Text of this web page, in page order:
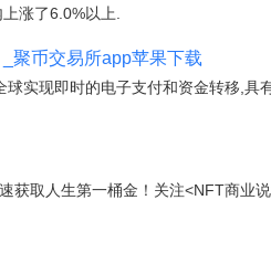
涨了6.0%以上.
聚币交易所app苹果下载
实现即时的电子支付和资金转移,具
获取人生第一桶金！关注<NFT商业说